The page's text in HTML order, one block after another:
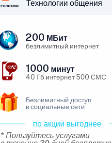
Технологии общения
200 МБит
безлимитный интернет
1000 минут
40 Гб интернет 500 СМС
Безлимитный доступ
в социальные сети
по акции выгоднее
* Пользуйтесь услугами